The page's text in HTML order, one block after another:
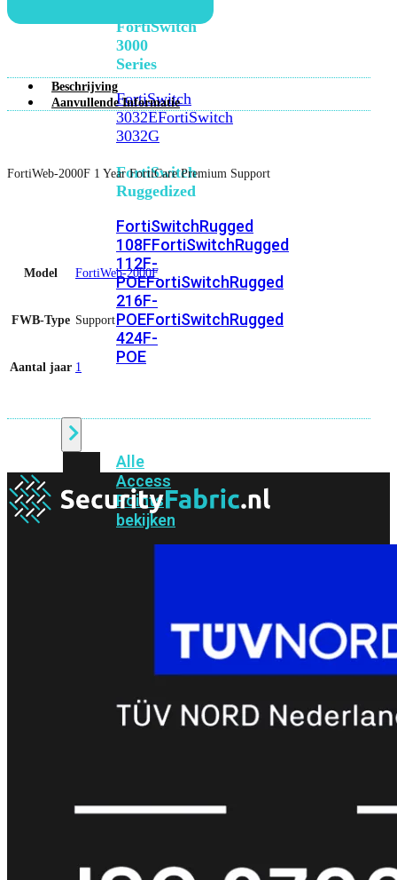
FortiSwitch
3000
Series
FortiSwitch
3032EFortiSwitch
3032G
FortiSwitch
Ruggedized
FortiSwitchRugged
108FFortiSwitchRugged
112F-
POEFortiSwitchRugged
216F-
POEFortiSwitchRugged
424F-
POE
Alle
Access
Points
bekijken
6Wi-
Fi
Beschrijving
Aanvullende Informatie
FortiWeb-2000F 1 Year FortiCare Premium Support
Model FortiWeb-2000F
FWB-Type Support
Aantal jaar 1